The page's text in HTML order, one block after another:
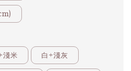
淺米 白+淺灰